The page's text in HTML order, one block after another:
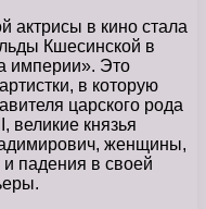
актрисы в кино стала
Кшесинской в
империи». Это
в которую
царского рода
великие князья
женщины,
падения в своей